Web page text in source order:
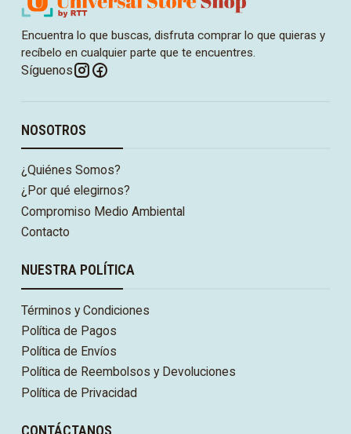
Encuentra lo que buscas, disfruta comprar lo que quieras y
recíbelo en cualquier parte que te encuentres.
Síguenos
NOSOTROS
¿Quiénes Somos?
¿Por qué elegirnos?
Compromiso Medio Ambiental
Contacto
NUESTRA POLÍTICA
Términos y Condiciones
Política de Pagos
Política de Envíos
Política de Reembolsos y Devoluciones
Política de Privacidad
CONTÁCTANOS